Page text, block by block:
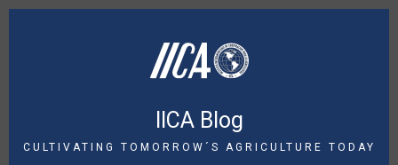
Skip
IICA Blog
CULTIVATING TOMORROW´S AGRICULTURE TODAY